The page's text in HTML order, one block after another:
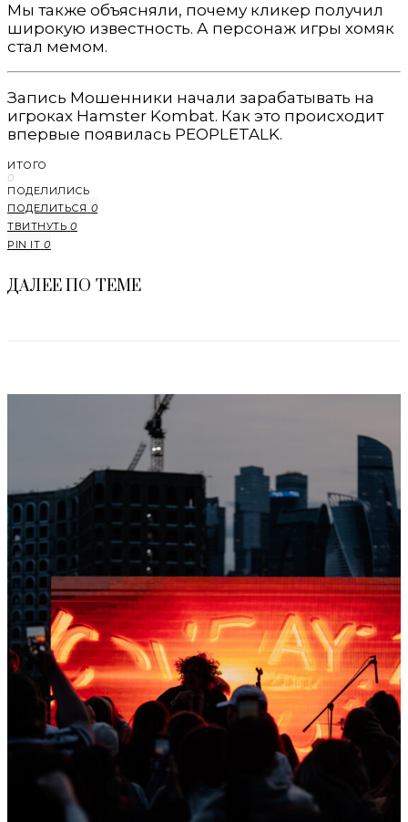
Мы также объясняли, почему кликер получил
широкую известность. А персонаж игры хомяк
стал мемом.
Запись Мошенники начали зарабатывать на
игроках Hamster Kombat. Как это происходит
впервые появилась PEOPLETALK.
ИТОГО
0
ПОДЕЛИЛИСЬ
ПОДЕЛИТЬСЯ 0
ТВИТНУТЬ 0
PIN IT 0
ДАЛЕЕ ПО ТЕМЕ